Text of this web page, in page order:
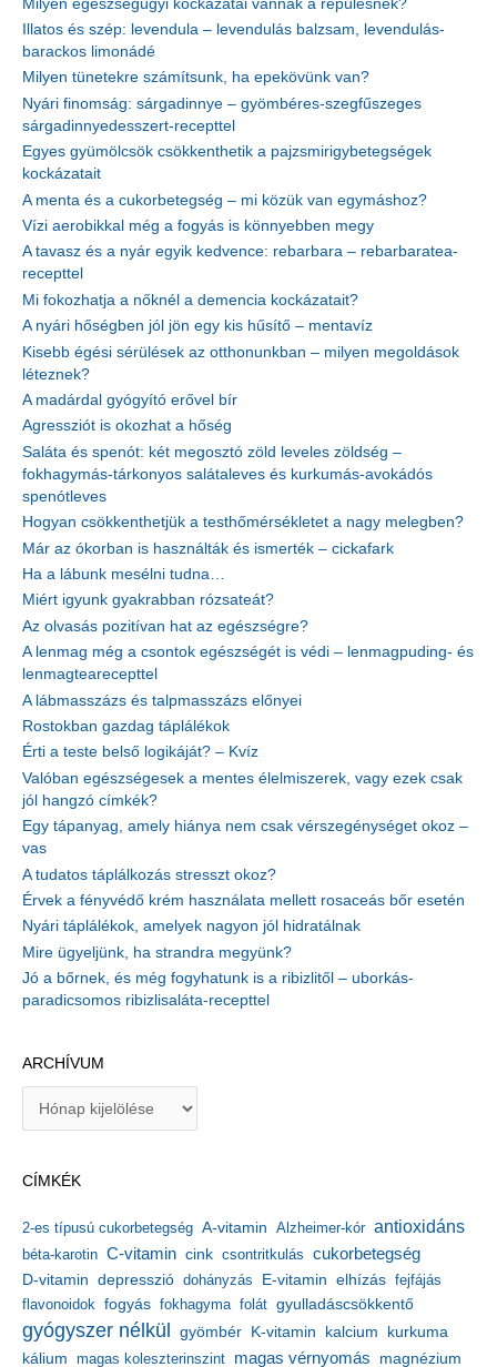
Milyen egészségügyi kockázatai vannak a repülésnek?
Illatos és szép: levendula – levendulás balzsam, levendulás-
barackos limonádé
Milyen tünetekre számítsunk, ha epekövünk van?
Nyári finomság: sárgadinnye – gyömbéres-szegfűszeges
sárgadinnyedesszert-recepttel
Egyes gyümölcsök csökkenthetik a pajzsmirigybetegségek
kockázatait
A menta és a cukorbetegség – mi közük van egymáshoz?
Vízi aerobikkal még a fogyás is könnyebben megy
A tavasz és a nyár egyik kedvence: rebarbara – rebarbaratea-
recepttel
Mi fokozhatja a nőknél a demencia kockázatait?
A nyári hőségben jól jön egy kis hűsítő – mentavíz
Kisebb égési sérülések az otthonunkban – milyen megoldások
léteznek?
A madárdal gyógyító erővel bír
Agressziót is okozhat a hőség
Saláta és spenót: két megosztó zöld leveles zöldség –
fokhagymás-tárkonyos salátaleves és kurkumás-avokádós
spenótleves
Hogyan csökkenthetjük a testhőmérsékletet a nagy melegben?
Már az ókorban is használták és ismerték – cickafark
Ha a lábunk mesélni tudna…
Miért igyunk gyakrabban rózsateát?
Az olvasás pozitívan hat az egészségre?
A lenmag még a csontok egészségét is védi – lenmagpuding- és
lenmagtearecepttel
A lábmasszázs és talpmasszázs előnyei
Rostokban gazdag táplálékok
Érti a teste belső logikáját? – Kvíz
Valóban egészségesek a mentes élelmiszerek, vagy ezek csak
jól hangzó címkék?
Egy tápanyag, amely hiánya nem csak vérszegénységet okoz –
vas
A tudatos táplálkozás stresszt okoz?
Érvek a fényvédő krém használata mellett rosaceás bőr esetén
Nyári táplálékok, amelyek nagyon jól hidratálnak
Mire ügyeljünk, ha strandra megyünk?
Jó a bőrnek, és még fogyhatunk is a ribizlitől – uborkás-
paradicsomos ribizlisaláta-recepttel
ARCHÍVUM
í
u
m
CÍMKÉK
2-es típusú cukorbetegség A-vitamin Alzheimer-kór antioxidáns
béta-karotin C-vitamin cink csontritkulás cukorbetegség
D-vitamin depresszió dohányzás E-vitamin elhízás fejfájás
flavonoidok fogyás fokhagyma folát gyulladáscsökkentő
gyógyszer nélkül gyömbér K-vitamin kalcium kurkuma
kálium magas koleszterinszint magas vérnyomás magnézium